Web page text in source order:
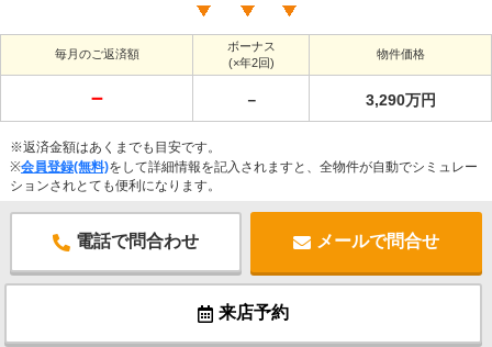
毎月のご返済額
ボーナス
(×年2回)
物件価格
－ － 3,290万円
※返済金額はあくまでも目安です。
※会員登録(無料)をして詳細情報を記入されますと、全物件が自動でシミュレー
ションされとても便利になります。
電話で問合わせ メールで問合せ
来店予約